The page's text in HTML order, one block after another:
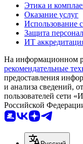
Этика и
Оказание услуг
Использование
Защита
ИТ
На информационном
рекомендательные
предоставления
и анализа сведений,
пользователей сети
Российской